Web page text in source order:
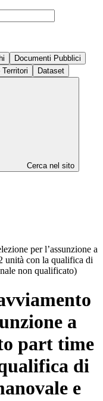
Documenti Pubblici
Territori Dataset
Cerca nel sito
per l’assunzione a
unità con la qualifica di
non qualificato)
a
part time
di
e